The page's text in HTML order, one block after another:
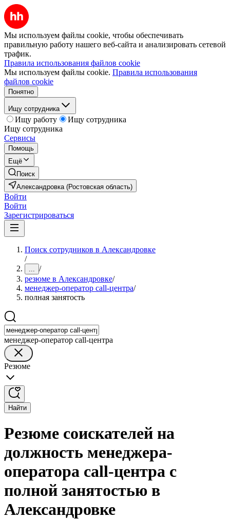
Мы используем файлы cookie, чтобы обеспечивать
правильную работу нашего веб-сайта и анализировать сетевой
трафик.
Правила использования файлов cookie
Мы используем файлы cookie. Правила использования
файлов cookie
Понятно
Ищу сотрудника
Ищу работу
Ищу сотрудника
Ищу сотрудника
Сервисы
Помощь
Ещё
Поиск
Александровка (Ростовская область)
Войти
Войти
Зарегистрироваться
Поиск сотрудников в Александровке
/
... /
резюме в Александровке/
менеджер-оператор call-центра/
полная занятость
менеджер-оператор call-центра
Резюме
Найти
Резюме соискателей на
должность менеджера-
оператора call-центра с
полной занятостью в
Александровке